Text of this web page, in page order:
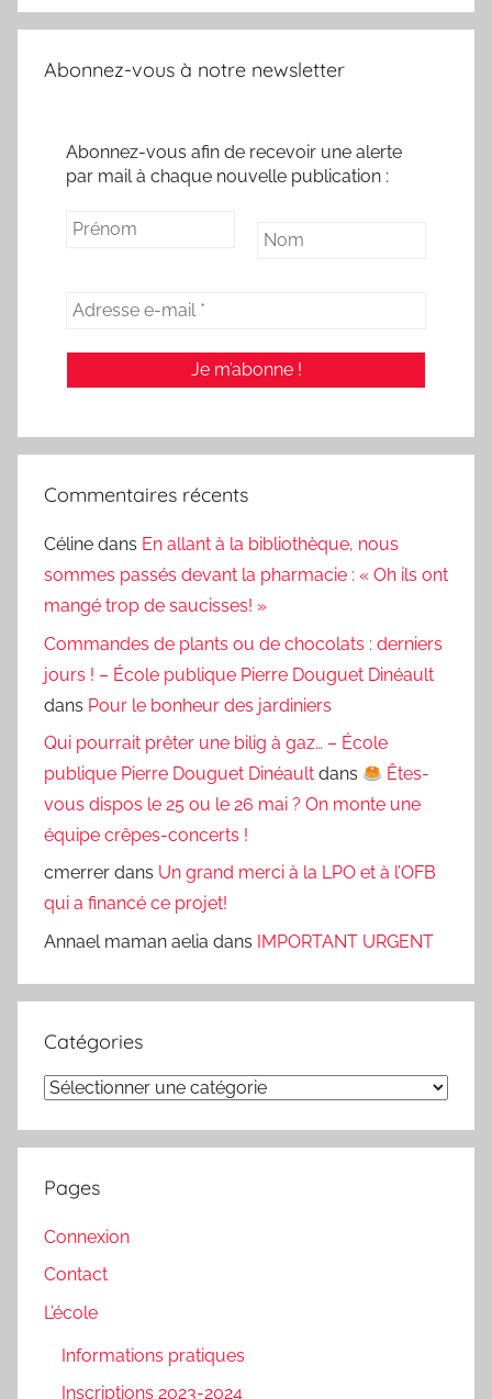
Abonnez-vous à notre newsletter
Abonnez-vous afin de recevoir une alerte
par mail à chaque nouvelle publication :
Commentaires récents
Céline dans En allant à la bibliothèque, nous
sommes passés devant la pharmacie : « Oh ils ont
mangé trop de saucisses! »
Commandes de plants ou de chocolats : derniers
jours ! – École publique Pierre Douguet Dinéault
dans Pour le bonheur des jardiniers
Qui pourrait prêter une bilig à gaz… – École
publique Pierre Douguet Dinéault dans
Êtes-
vous dispos le 25 ou le 26 mai ? On monte une
équipe crêpes-concerts !
cmerrer dans Un grand merci à la LPO et à l’OFB
qui a financé ce projet!
Annael maman aelia dans IMPORTANT URGENT
Catégories
Catégories
Pages
Connexion
Contact
L’école
Informations pratiques
Inscriptions 2023-2024